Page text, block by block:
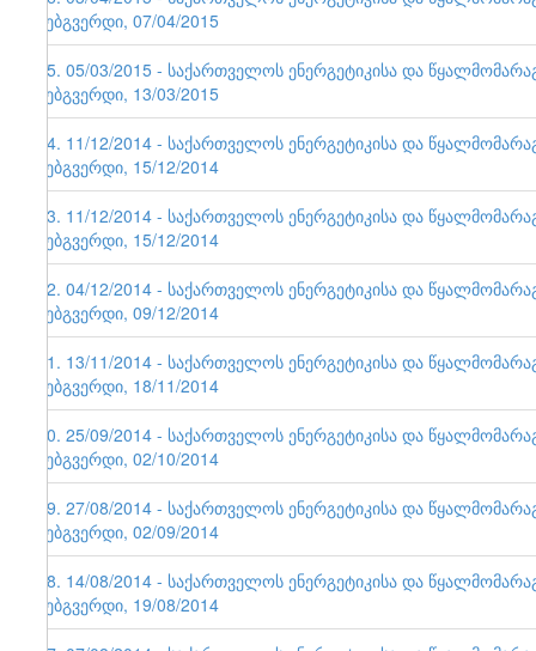
ვებგვერდი, 07/04/2015
65. 05/03/2015 - საქართველოს ენერგეტიკისა და
ვებგვერდი, 13/03/2015
64. 11/12/2014 - საქართველოს ენერგეტიკისა და
ვებგვერდი, 15/12/2014
63. 11/12/2014 - საქართველოს ენერგეტიკისა და
ვებგვერდი, 15/12/2014
62. 04/12/2014 - საქართველოს ენერგეტიკისა და
ვებგვერდი, 09/12/2014
61. 13/11/2014 - საქართველოს ენერგეტიკისა და
ვებგვერდი, 18/11/2014
60. 25/09/2014 - საქართველოს ენერგეტიკისა და
ვებგვერდი, 02/10/2014
59. 27/08/2014 - საქართველოს ენერგეტიკისა და
ვებგვერდი, 02/09/2014
58. 14/08/2014 - საქართველოს ენერგეტიკისა და
ვებგვერდი, 19/08/2014